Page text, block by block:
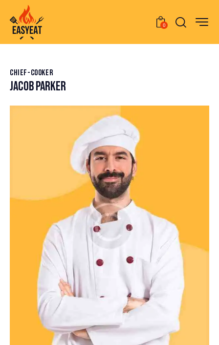
0
CHIEF-COOKER
JACOB PARKER